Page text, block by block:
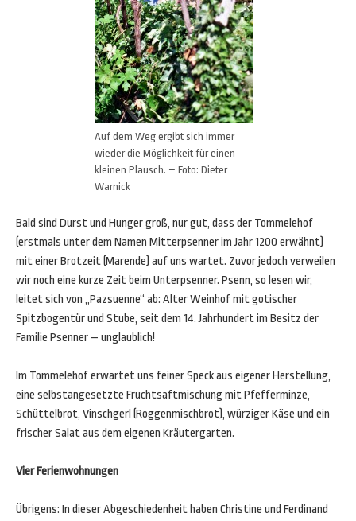
Auf dem Weg ergibt sich immer
wieder die Möglichkeit für einen
kleinen Plausch. – Foto: Dieter
Warnick
Bald sind Durst und Hunger groß, nur gut, dass der Tommelehof
(erstmals unter dem Namen Mitterpsenner im Jahr 1200 erwähnt)
mit einer Brotzeit (Marende) auf uns wartet. Zuvor jedoch verweilen
wir noch eine kurze Zeit beim Unterpsenner. Psenn, so lesen wir,
leitet sich von „Pazsuenne“ ab: Alter Weinhof mit gotischer
Spitzbogentür und Stube, seit dem 14. Jahrhundert im Besitz der
Familie Psenner – unglaublich!
Im Tommelehof erwartet uns feiner Speck aus eigener Herstellung,
eine selbstangesetzte Fruchtsaftmischung mit Pfefferminze,
Schüttelbrot, Vinschgerl (Roggenmischbrot), würziger Käse und ein
frischer Salat aus dem eigenen Kräutergarten.
Vier Ferienwohnungen
Übrigens: In dieser Abgeschiedenheit haben Christine und Ferdinand